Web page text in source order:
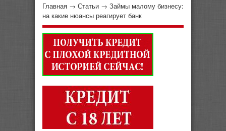
Главная → Статьи → Займы малому бизнесу:
на какие нюансы реагирует банк